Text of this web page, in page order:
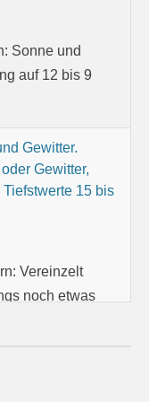
Sonne und
auf 12 bis 9
Gewitter.
Gewitter,
15 bis
Vereinzelt
noch etwas
Grad.